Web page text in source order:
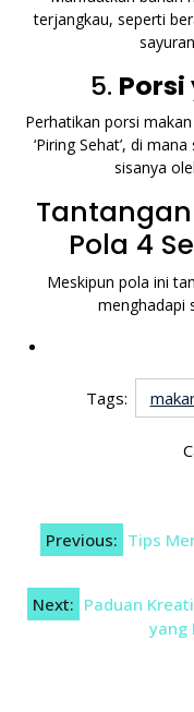
terjangkau, seperti
5.
Perhatikan porsi
‘Piring Sehat’, di
sisanya
Pola 4
Meskipun pola ini
menghadapi
Tags:
Post
navigation
Previous: Tips
Next: Paduan
yang